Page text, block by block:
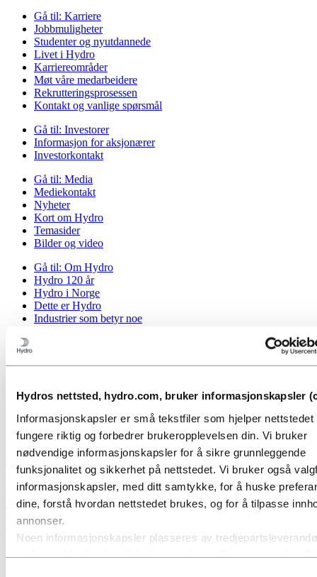
Hydros nettsted, hydro.com, bruker informasjonskapsler
Informasjonskapsler er små tekstfiler som hjelper nettstedet
fungere riktig og forbedrer brukeropplevelsen din. Vi bruker
nødvendige informasjonskapsler for å sikre grunnleggende
funksjonalitet og sikkerhet på nettstedet. Vi bruker også
informasjonskapsler, med ditt samtykke, for å huske
dine, forstå hvordan nettstedet brukes, og for å tilpasse
annonser.
Noen informasjonskapsler plasseres av
Gå til: Karriere
Jobbmuligheter
Studenter og nyutdannede
Livet i Hydro
Karriereområder
Møt våre medarbeidere
Rekrutteringsprosessen
Kontakt og vanlige spørsmål
Gå til: Investorer
Informasjon for aksjonærer
Investorkontakt
Gå til: Media
Mediekontakt
Nyheter
Kort om Hydro
Temasider
Bilder og video
Gå til: Om Hydro
Hydro 120 år
Hydro i Norge
Dette er Hydro
Industrier som betyr noe
Selskapets historie
Eierstyring og selskapsledelse
Sponsoravtaler
Stories by Hydro
Tilbake til hovedmenyen
Aluminium